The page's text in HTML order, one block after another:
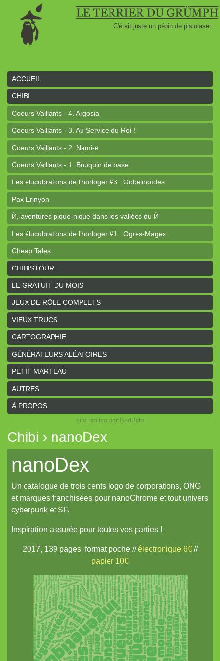
C'était juste un pépin de pistolaser.
ACCUEIL
CHIBI
Coeurs Vaillants - 4. Argosia
Coeurs Vaillants - 3. Au Service du Roi !
Coeurs Vaillants - 2. Nami-e
Coeurs Vaillants - 1. Bouquin de base
Les élucubrations de l'horloger #3 : Gobelinoïdes
Pax Erinyon
Ѝ, aventures pique-nique dans les vallées du Ѝ
Les élucubrations de l'horloger #1 : Ogres-Mages
Cheap Tales
Intrépides
Coeurs Vaillants - Aventures
Coeurs Vaillants - Ogres de gel
Coeurs Vaillants - Compagnon2
Les bas-reliefs des Ruines de Zeriphar
N.YX
Sous l'ombre du Mont Yimsha
Coeurs Vaillants - Compagnon
Coeurs Vaillants // Gallant and Bold
Hârn - le monde de Hârn
De Urbium Graphidibus
Les cahiers du Vastemonde
TechNoir
Pour une poignée de sapèques
Aux seuils d'abysses très-anciens
Pti6 // Lil6
La Mort bleue
De Chorographia
Raj Victoria
CHIBISTOURI
LE GRATUIT DU MOIS
JEUX DE RÔLE COMPLETS
VIEUX TRUCS
CARTOGRAPHIE
GÉNÉRATEURS ALÉATOIRES
PETIT MARTEAU
AUTRES
À PROPOS...
site réalisé par BadButa
Chibi › nanoDex
nanoDex
Un catalogue de trois cents logo de corporations, ONG
et marques franchisées pour nanoChrome et tout univers
cyberpunk et SF.
Inspiration assurée pour toutes vos parties !
2017, 139 pages, format poche //électronique 6€//
papier 10€